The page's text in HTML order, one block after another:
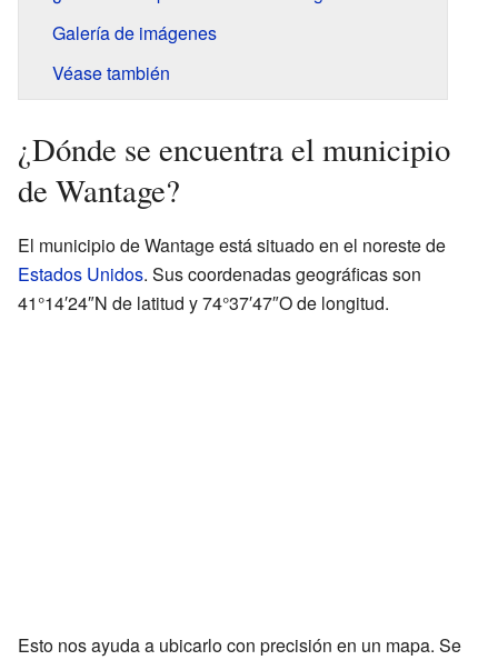
Galería de imágenes
Véase también
¿Dónde se encuentra el municipio
de Wantage?
El municipio de Wantage está situado en el noreste de
Estados Unidos. Sus coordenadas geográficas son
41°14′24″N de latitud y 74°37′47″O de longitud.
Esto nos ayuda a ubicarlo con precisión en un mapa. Se